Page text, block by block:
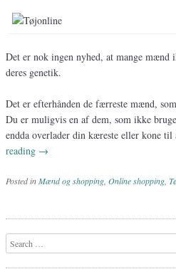
Det er nok ingen nyhed, at mange mænd
deres genetik.
Det er efterhånden de færreste mænd,
Du er muligvis en af dem, som ikke
endda overlader din kæreste eller kone
reading →
Posted inMænd og shopping Online shopping
Post navigation
Search